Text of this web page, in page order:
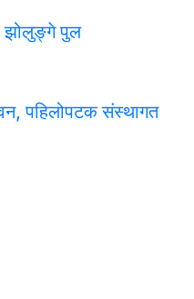
झोलुङ्गे पुल
वन, पहिलोपटक संस्थागत